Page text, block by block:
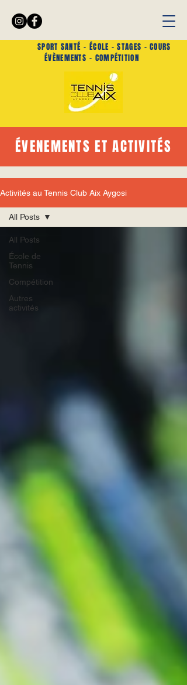
SPORT SANTÉ -
ÉVÈNEMENTS
ÉCOLE - STAGES - COURS
- COMPÉTITION
ÉVENEMENTS ET ACTIVITÉS
Activités au Tennis Club Aix Aygosi
All Posts
École de
Tennis
Compétition
Autres
activités
All Posts